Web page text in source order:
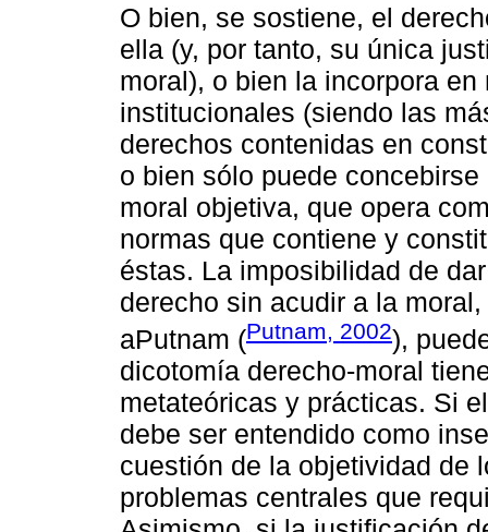
O bien, se sostiene, el
ella (y, por tanto, su única
moral), o bien la incorpora
institucionales (siendo las
derechos contenidas en
o bien sólo puede
moral objetiva, que opera
normas que contiene y
éstas. La imposibilidad de
derecho sin acudir a la
aPutnam (Putnam, 2002),
dicotomía derecho-moral
metateóricas y prácticas. Si
debe ser entendido como
cuestión de la objetividad de
problemas centrales que